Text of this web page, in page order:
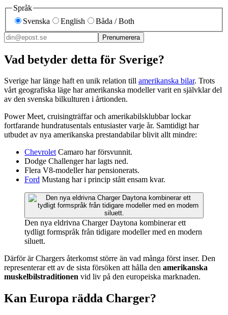
Språk
Svenska
English Båda / Both
Prenumerera
Vad betyder detta för Sverige?
Sverige har länge haft en unik relation till amerikanska bilar. Trots
vårt geografiska läge har amerikanska modeller varit en självklar del
av den svenska bilkulturen i årtionden.
Power Meet, cruisingträffar och amerikabilsklubbar lockar
fortfarande hundratusentals entusiaster varje år. Samtidigt har
utbudet av nya amerikanska prestandabilar blivit allt mindre:
ChevroletCamaro har försvunnit.
Dodge Challenger har lagts ned.
Flera V8-modeller har pensionerats.
Ford Mustang har i princip stått ensam kvar.
Den nya eldrivna Charger Daytona kombinerar ett
tydligt formspråk från tidigare modeller med en modern
siluett.
Därför är Chargers återkomst större än vad många först inser. Den
representerar ett av de sista försöken att hålla den amerikanska
muskelbilstraditionen vid liv på den europeiska marknaden.
Kan Europa rädda Charger?